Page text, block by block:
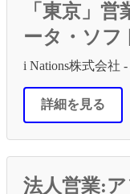
「東京」
ータ・ソフ
i Nations株式会社
詳細を見る
法人営業: